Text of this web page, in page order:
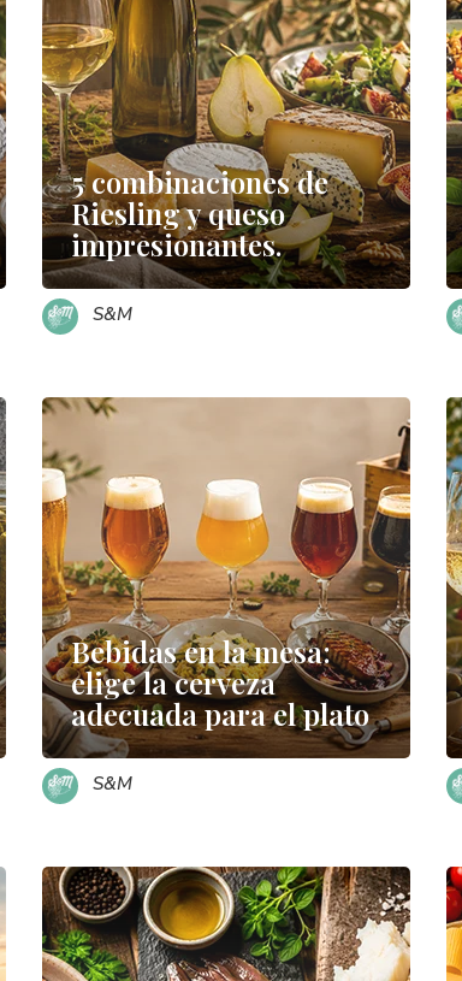
5 combinaciones de
Riesling y queso
impresionantes.
S&M
Bebidas en la mesa:
elige la cerveza
adecuada para el plato
S&M